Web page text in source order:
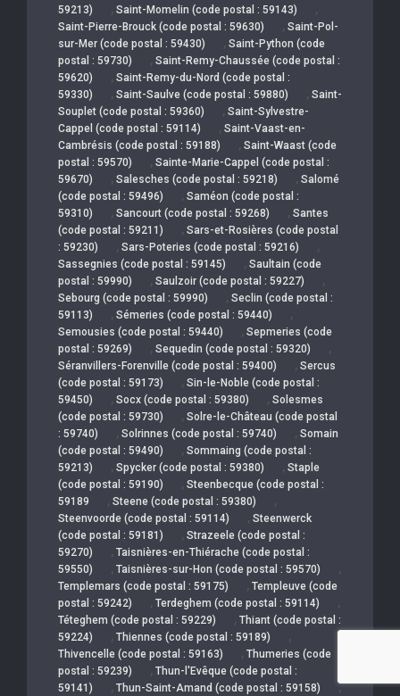
59213)
, Saint-Momelin (code postal : 59143) ,
Saint-Pierre-Brouck (code postal : 59630) , Saint-Pol-
sur-Mer (code postal : 59430)
, Saint-Python (code
postal : 59730)
, Saint-Remy-Chaussée (code postal :
59620)
, Saint-Remy-du-Nord (code postal :
59330)
, Saint-Saulve (code postal : 59880) , Saint-
Souplet (code postal : 59360)
, Saint-Sylvestre-
Cappel (code postal : 59114)
, Saint-Vaast-en-
Cambrésis (code postal : 59188)
, Saint-Waast (code
postal : 59570)
, Sainte-Marie-Cappel (code postal :
59670)
, Salesches (code postal : 59218) , Salomé
(code postal : 59496)
, Saméon (code postal :
59310)
, Sancourt (code postal : 59268) , Santes
(code postal : 59211)
, Sars-et-Rosières (code postal
: 59230)
, Sars-Poteries (code postal : 59216) ,
Sassegnies (code postal : 59145) , Saultain (code
postal : 59990)
, Saulzoir (code postal : 59227) ,
Sebourg (code postal : 59990) , Seclin (code postal :
59113)
, Sémeries (code postal : 59440) ,
Semousies (code postal : 59440) , Sepmeries (code
postal : 59269)
, Sequedin (code postal : 59320) ,
Séranvillers-Forenville (code postal : 59400) , Sercus
(code postal : 59173)
, Sin-le-Noble (code postal :
59450)
, Socx (code postal : 59380) , Solesmes
(code postal : 59730)
, Solre-le-Château (code postal
: 59740)
, Solrinnes (code postal : 59740) , Somain
(code postal : 59490)
, Sommaing (code postal :
59213)
, Spycker (code postal : 59380) , Staple
(code postal : 59190)
, Steenbecque (code postal :
59189
, Steene (code postal : 59380) ,
Steenvoorde (code postal : 59114) , Steenwerck
(code postal : 59181)
, Strazeele (code postal :
59270)
, Taisnières-en-Thiérache (code postal :
59550)
, Taisnières-sur-Hon (code postal : 59570) ,
Templemars (code postal : 59175) , Templeuve (code
postal : 59242)
, Terdeghem (code postal : 59114) ,
Téteghem (code postal : 59229) , Thiant (code postal :
59224)
, Thiennes (code postal : 59189) ,
Thivencelle (code postal : 59163) , Thumeries (code
postal : 59239)
, Thun-l'Evêque (code postal :
59141)
, Thun-Saint-Amand (code postal : 59158) ,